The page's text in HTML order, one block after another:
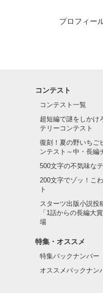
プロフィー
コンテスト
コンテスト一覧
超短編で謎をしかけ
テリーコンテスト
復刻！夏の野いちご
ンテスト～中・長編
500文字の不気味な
200文字でゾッ！こ
ト
スターツ出版小説投
「1話からの長編大
場
特集・オススメ
特集バックナンバー
オススメバックナン